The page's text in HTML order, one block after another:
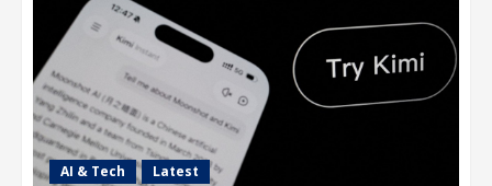
AI & Tech Latest